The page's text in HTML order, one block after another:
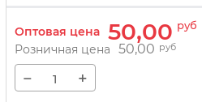
Оптовая цена 50,00 руб
Розничная цена 50,00 руб
− +